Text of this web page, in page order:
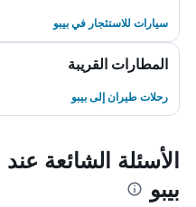
سيارات للاستئجار في بيبو
المطارات القريبة
رحلات طيران إلى بيبو
الأسئلة الشائعة
بيبو